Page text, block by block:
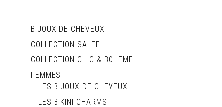
BIJOUX DE CHEVEUX
COLLECTION SALEE
COLLECTION CHIC & BOHEME
FEMMES
LES BIJOUX DE CHEVEUX
LES BIKINI CHARMS